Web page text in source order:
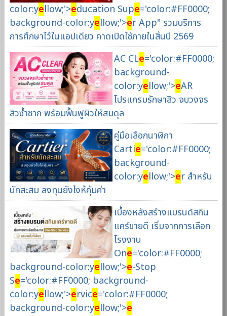
color:yellow;'>education Supe='color:#FF0000;
background-color:yellow;'>er App" รวมบริการ
การศึกษาไว้ในแอปเดียว คาดเปิดใช้ภายในสิ้นปี 2569
AC CLe='color:#FF0000;
background-
color:yellow;'>eAR
โปรแกรมรักษาสิว จบวงจร
สิวซ้ำซาก พร้อมฟื้นฟูผิวให้สมดุล
คู่มือเลือกนาฬิกา
Cartie='color:#FF0000;
background-
color:yellow;'>er สำหรับ
นักสะสม ลงทุนยังไงห้คุ้มค่า
เบื้องหลังสร้างแบรนด์สกิน
แคร์ขายดี เริ่มจากการเลือก
โรงงาน
One='color:#FF0000;
background-color:yellow;'>e-Stop
Se='color:#FF0000; background-
color:yellow;'>ervice='color:#FF0000;
background-color:yellow;'>e